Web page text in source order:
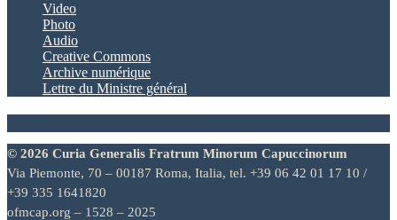
Video
Photo
Audio
Creative Commons
Archive numérique
Lettre du Ministre général
© 2026 Curia Generalis Fratrum Minorum Capuccinorum
Via Piemonte, 70 – 00187 Roma, Italia, tel. +39 06 42 01 17 10 /
+39 335 1641820
ofmcap.org – 1528 – 2025